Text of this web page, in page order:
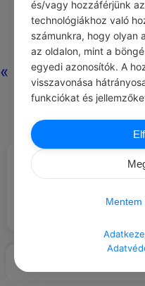
«
Nincs
#JÓ TUDNI
Nem lehet téged megfosztani a
hozzáféréstől.
és/vagy hozzáférjünk
technológiákhoz való
számunkra, hogy olyan
az oldalon, mint a
egyedi azonosítók. A
visszavonása
funkciókat és